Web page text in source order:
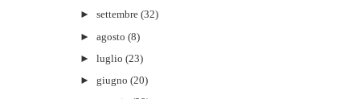
►settembre (32)
►agosto (8)
►luglio (23)
►giugno (20)